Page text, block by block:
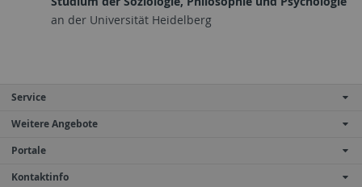
an der Universität Heidelberg
Service
Weitere Angebote
Portale
Kontaktinfo